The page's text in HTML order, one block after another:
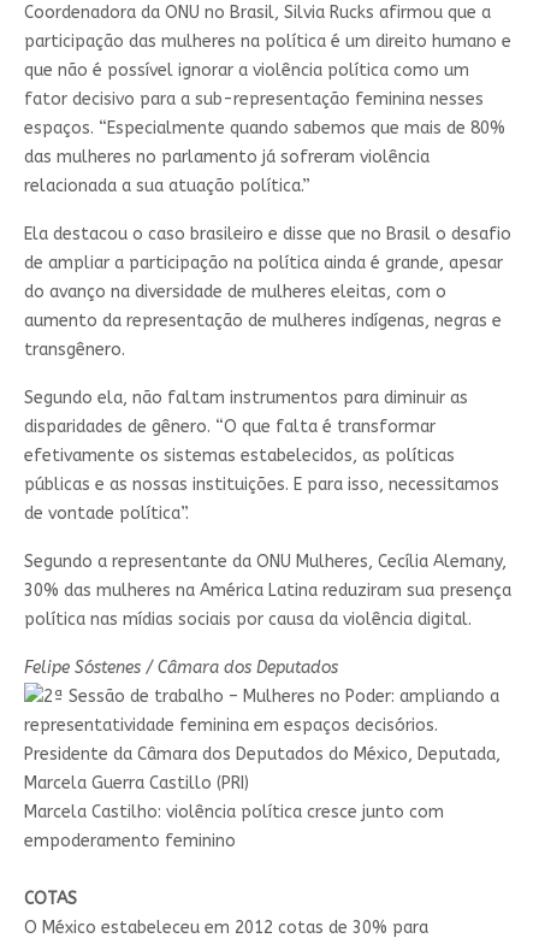
Coordenadora da ONU no Brasil, Silvia Rucks afirmou que a
participação das mulheres na política é um direito humano e
que não é possível ignorar a violência política como um
fator decisivo para a sub-representação feminina nesses
espaços. “Especialmente quando sabemos que mais de 80%
das mulheres no parlamento já sofreram violência
relacionada a sua atuação política.”
Ela destacou o caso brasileiro e disse que no Brasil o desafio
de ampliar a participação na política ainda é grande, apesar
do avanço na diversidade de mulheres eleitas, com o
aumento da representação de mulheres indígenas, negras e
transgênero.
Segundo ela, não faltam instrumentos para diminuir as
disparidades de gênero. “O que falta é transformar
efetivamente os sistemas estabelecidos, as políticas
públicas e as nossas instituições. E para isso, necessitamos
de vontade política”.
Segundo a representante da ONU Mulheres, Cecília Alemany,
30% das mulheres na América Latina reduziram sua presença
política nas mídias sociais por causa da violência digital.
Felipe Sóstenes / Câmara dos Deputados
Marcela Castilho: violência política cresce junto com
empoderamento feminino
COTAS
O México estabeleceu em 2012 cotas de 30% para